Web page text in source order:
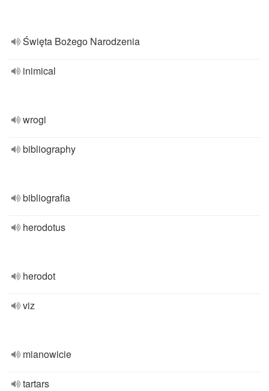
Święta Bożego Narodzenia
inimical
wrogi
bibliography
bibliografia
herodotus
herodot
viz
mianowicie
tartars